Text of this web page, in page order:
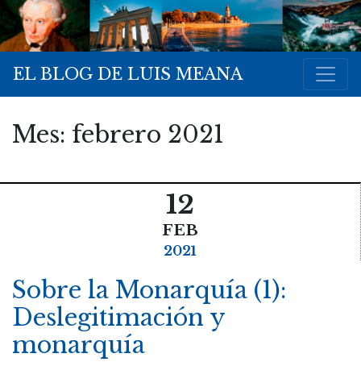
EL BLOG DE LUIS MEANA
Mes: febrero 2021
12
FEB
2021
Sobre la Monarquía (1):
Deslegitimación y
monarquía